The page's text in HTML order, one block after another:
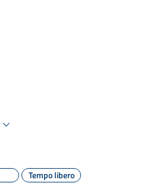
Tempo libero